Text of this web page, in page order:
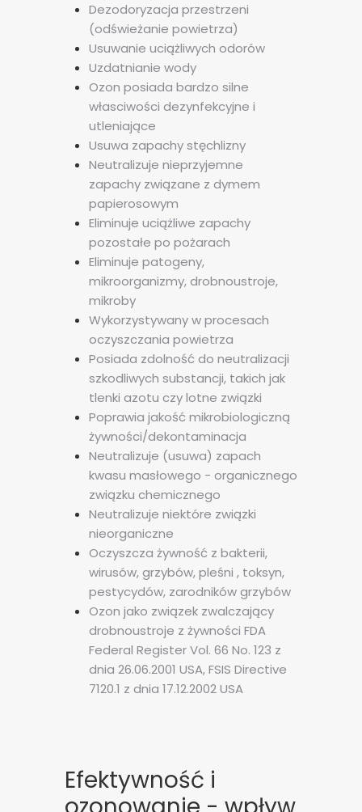
Dezodoryzacja przestrzeni
(odświeżanie powietrza)
Usuwanie uciążliwych odorów
Uzdatnianie wody
Ozon posiada bardzo silne
własciwości dezynfekcyjne i
utleniające
Usuwa zapachy stęchlizny
Neutralizuje nieprzyjemne
zapachy związane z dymem
papierosowym
Eliminuje uciążliwe zapachy
pozostałe po pożarach
Eliminuje patogeny,
mikroorganizmy, drobnoustroje,
mikroby
Wykorzystywany w procesach
oczyszczania powietrza
Posiada zdolność do neutralizacji
szkodliwych substancji, takich jak
tlenki azotu czy lotne związki
Poprawia jakość mikrobiologiczną
żywności/dekontaminacja
Neutralizuje (usuwa) zapach
kwasu masłowego - organicznego
związku chemicznego
Neutralizuje niektóre związki
nieorganiczne
Oczyszcza żywność z bakterii,
wirusów, grzybów, pleśni , toksyn,
pestycydów, zarodników grzybów
Ozon jako związek zwalczający
drobnoustroje z żywności FDA
Federal Register Vol. 66 No. 123 z
dnia 26.06.2001 USA, FSIS Directive
7120.1 z dnia 17.12.2002 USA
Efektywność i